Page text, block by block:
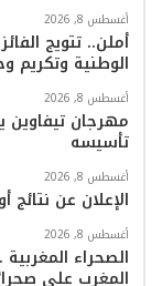
ك
أغسطس 8, 2026
الوطنية وتكريم
أغسطس 8, 2026
تأسيسه
أغسطس 8, 2026
الإعلان عن نتائج
أغسطس 8, 2026
الصحراء
المغرب على